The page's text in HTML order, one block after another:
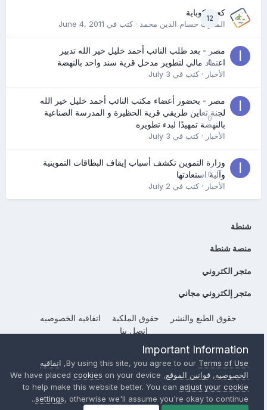
12
كعب كوباية
المدرب حسام الدين محمد· كتب في June 4, 2011
0
مصر - بعد طلب النائب أحمد خليل خير الله تدبير
اعتماد مالي لتطوير مدخل قرية سند واحد بالنهضة
الأخبار· كتب في July 3
0
مصر - بحضور أعضاء مكتب النائب أحمد خليل خير الله
لجنة تعاين طريقي قرية الحظيرة و المدرسة الصناعية
بالنهضة تمهيدًا لبدء تطويره
الأخبار· كتب في July 3
0
وزارة التموين تكشف أسباب إيقاف البطاقات التموينية
وآلية استعادتها
الأخبار· كتب في July 2
شنطة
منصة شنطة
متجر الكتروني
متجر إلكتروني مجاني
حقوق الطبع والنشر حقوق الملكية
اتفاقيه الخصوصيه
إتصل بنا
Powered by Invision CommunityImportant Information
By using this site, you agree to ourTerms of Use
, اتفاقيه
الخصوصيه, قوانين الموقع, We have placed
cookies on your device
to help make this website better. You canadjust your cookie
settings , otherwise we'll assume you're okay to continue..